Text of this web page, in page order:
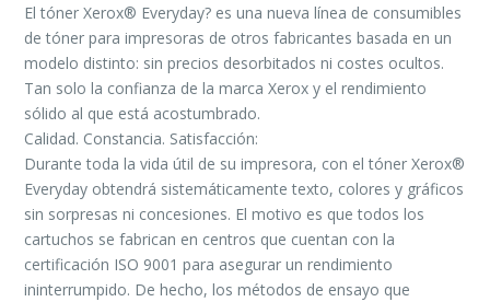
El tóner Xerox® Everyday? es una nueva línea de consumibles
de tóner para impresoras de otros fabricantes basada en un
modelo distinto: sin precios desorbitados ni costes ocultos.
Tan solo la confianza de la marca Xerox y el rendimiento
sólido al que está acostumbrado.
Calidad. Constancia. Satisfacción:
Durante toda la vida útil de su impresora, con el tóner Xerox®
Everyday obtendrá sistemáticamente texto, colores y gráficos
sin sorpresas ni concesiones. El motivo es que todos los
cartuchos se fabrican en centros que cuentan con la
certificación ISO 9001 para asegurar un rendimiento
ininterrumpido. De hecho, los métodos de ensayo que